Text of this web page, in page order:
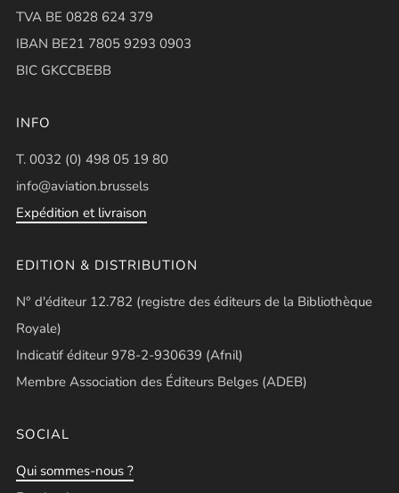
TVA BE 0828 624 379
IBAN BE21 7805 9293 0903
BIC GKCCBEBB
INFO
T. 0032 (0) 498 05 19 80
info@aviation.brussels
Expédition et livraison
EDITION & DISTRIBUTION
N° d'éditeur 12.782 (registre des éditeurs de la Bibliothèque
Royale)
Indicatif éditeur 978-2-930639 (Afnil)
Membre Association des Éditeurs Belges (ADEB)
SOCIAL
Qui sommes-nous ?